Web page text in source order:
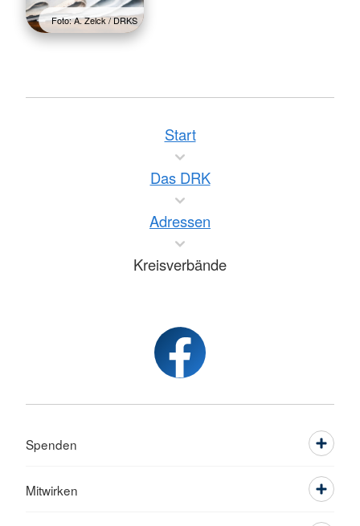
Foto: A. Zelck / DRKS
Start
Das DRK
Adressen
Kreisverbände
Spenden
Mitwirken